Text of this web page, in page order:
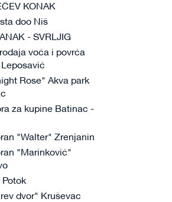
KONAK
doo Niš
- SVRLJIG
voća i povrća
Rose" Akva park
za kupine Batinac -
"Walter" Zrenjanin
"Marinković"
Potok
dvor" Kruševac